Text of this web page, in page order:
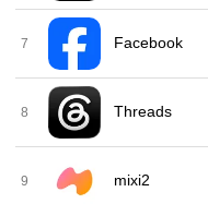
7 Facebook
8 Threads
9 mixi2